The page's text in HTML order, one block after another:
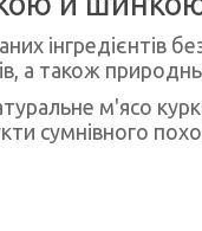
інгредієнтів
а також
м'ясо
сумнівного